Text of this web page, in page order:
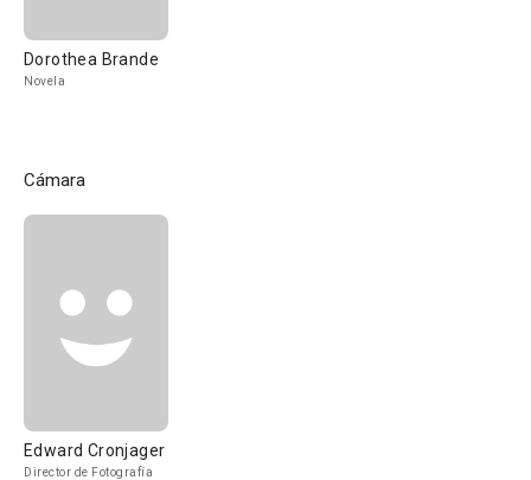
Dorothea Brande
Novela
Cámara
Edward Cronjager
Director de Fotografía